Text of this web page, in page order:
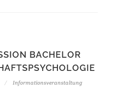
BACHELOR
Informationsveranstaltung